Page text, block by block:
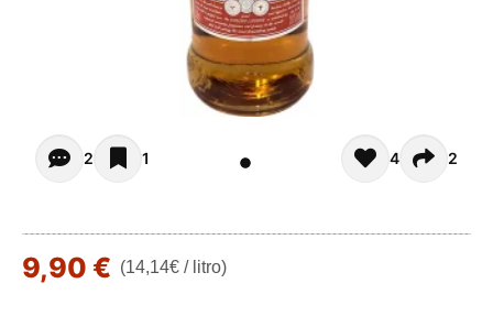
Opiniones de clientes (2)
2 1 4 2
9,90 € (14,14€ / litro)